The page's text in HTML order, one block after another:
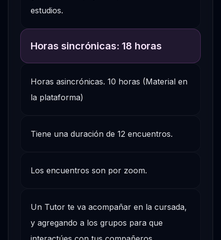
estudios.
Horas sincrónicas: 18 horas
Horas asincrónicas. 10 horas (Material en
la plataforma)
Tiene una duración de 12 encuentros.
Los encuentros son por zoom.
Un Tutor te va acompañar en la cursada,
y agregando a los grupos para que